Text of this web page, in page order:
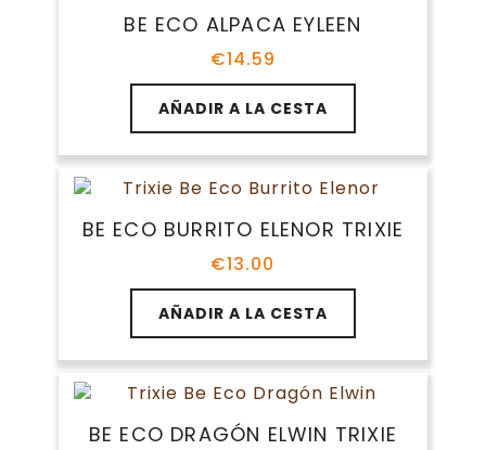
BE ECO ALPACA EYLEEN
€14.59
AÑADIR A LA CESTA
BE ECO BURRITO ELENOR TRIXIE
€13.00
AÑADIR A LA CESTA
BE ECO DRAGÓN ELWIN TRIXIE